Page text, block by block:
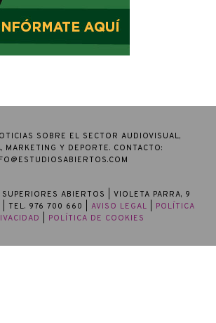
SOBRE EL SECTOR AUDIOVISUAL,
MARKETING Y DEPORTE. CONTACTO:
ABIERTOS
| VIOLETA PARRA, 9
| TEL. 976 700 660 | AVISO LEGAL
POLÍTICA
POLÍTICA DE COOKIES